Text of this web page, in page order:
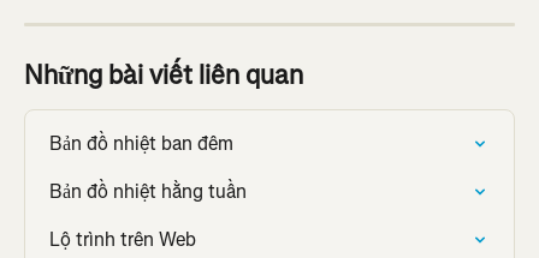
Những bài viết liên quan
Bản đồ nhiệt ban đêm
Bản đồ nhiệt hằng tuần
Lộ trình trên Web